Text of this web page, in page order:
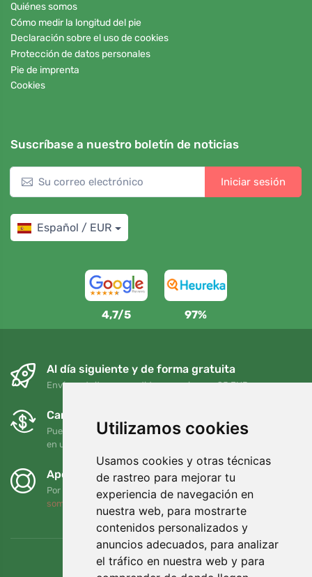
Utilizamos cookies
Usamos cookies y otras técnicas
de rastreo para mejorar tu
experiencia de navegación en
nuestra web, para mostrarte
contenidos personalizados y
anuncios adecuados, para analizar
el tráfico en nuestra web y para
Quiénes somos
Cómo medir la longitud del pie
Declaración sobre el uso de cookies
Protección de datos personales
Pie de imprenta
Cookies
Suscríbase a nuestro boletín de noticias
Iniciar sesión
Español / EUR
4,7/5 97%
Al día siguiente y de forma gratuita
Envío gratuito para pedidos superiores a 95 EUR
Cambios y devoluciones gratuitos
Puede devolver o cambiar su pedido en cualquier momento
en un plazo de 90 días
Apoyamos a Trees.org
Por cada pedido plantamos un árbol. Leer más Quiénes
somos